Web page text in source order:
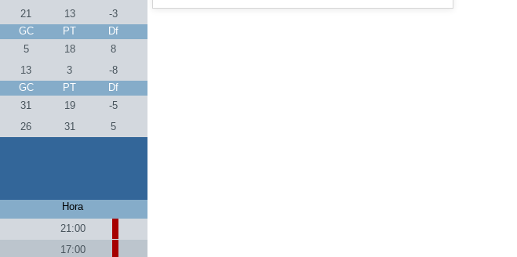
21 13
-3
GC PT
Df
5 18
8
13 3
-8
GC PT
Df
31 19
-5
26 31 5
Hora
21:00
17:00